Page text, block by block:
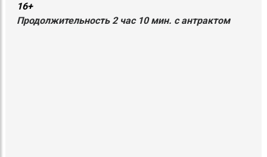
16+
Продолжительность 2 час 10 мин. с антрактом